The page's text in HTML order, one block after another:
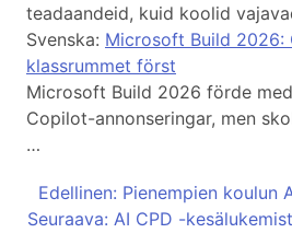
teadaandeid, kuid koolid
Svenska: Microsoft Build 2026:
klassrummet först
Microsoft Build 2026 förde
Copilot-annonseringar, men
…
Edellinen: Pienempien koulun
Seuraava: AI CPD -